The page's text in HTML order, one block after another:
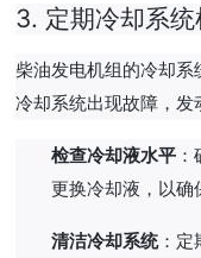
3. 定期冷却系
柴油发电机组的冷却
冷却系统出现故障，发
检查冷却液水平
更换冷却液，以确
清洁冷却系统：定